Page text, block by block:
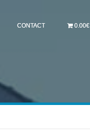
CONTACT 0.00€